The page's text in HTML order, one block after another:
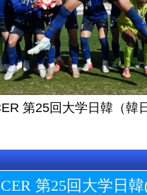
第25回大学日韓（
第25回大学日